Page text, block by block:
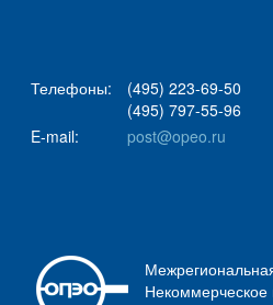
Телефоны:
(495) 223-69-50
(495) 797-55-96
E-mail:
post@opeo.ru